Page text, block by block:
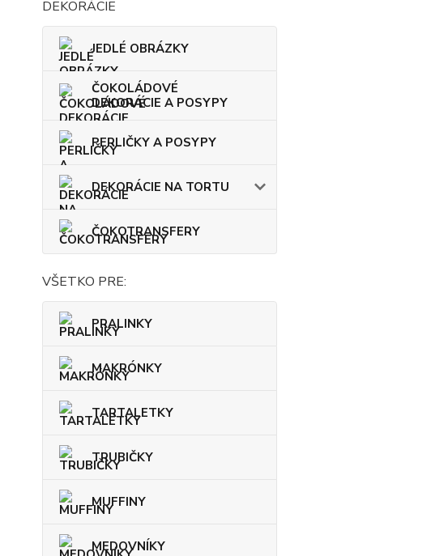
DEKORÁCIE
JEDLÉ OBRÁZKY
ČOKOLÁDOVÉ
DEKORÁCIE A POSYPY
PERLIČKY A POSYPY
DEKORÁCIE NA TORTU
ČOKOTRANSFERY
VŠETKO PRE:
PRALINKY
MAKRÓNKY
TARTALETKY
TRUBIČKY
MUFFINY
MEDOVNÍKY